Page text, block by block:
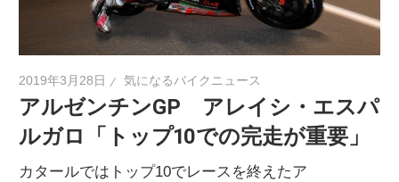
2019年3月28日 気になるバイクニュース
アルゼンチンGP アレイシ・エスパ
ルガロ「トップ10での完走が重要」
カタールではトップ10でレースを終えたア